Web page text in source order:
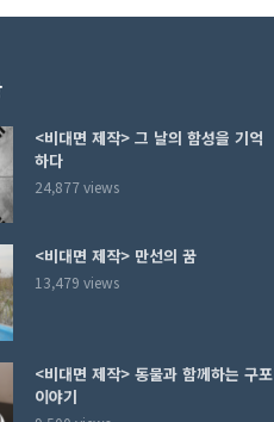
<비대면 제작> 그 날의 함성을 기억
하다
24,877 views
<비대면 제작> 만선의 꿈
13,479 views
<비대면 제작> 동물과 함께하는 구포
이야기